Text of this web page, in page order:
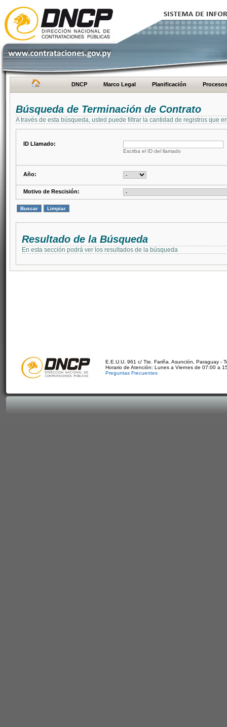
DNCP Marco Legal Planificación Procesos
Búsqueda de Terminación de Contrato
A través de esta búsqueda, usted puede filtrar la cantidad de registros que
ID Llamado:
Escriba el ID del llamado
Año:
Motivo de Rescisión:
Resultado de la Búsqueda
En esta sección podrá ver los resultados de la búsqueda
E.E.U.U. 961 c/ Tte. Fariña. Asunción, Paraguay -
Horario de Atención: Lunes a Viernes de 07:00 a
Preguntas Frecuentes